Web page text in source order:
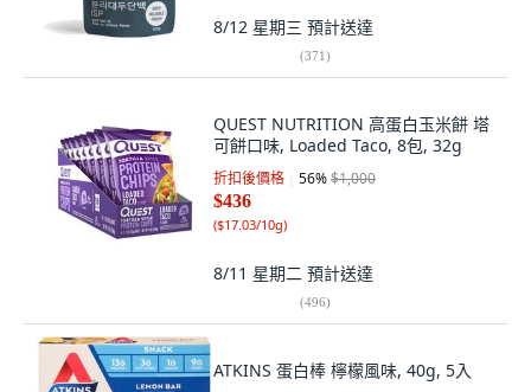
8/12 星期三 預計送達
(371)
QUEST NUTRITION 高蛋白玉米餅 塔
可餅口味, Loaded Taco, 8包, 32g
折扣後價格 56%$1,000
$436
($17.03/10g)
8/11 星期二 預計送達
(496)
ATKINS 蛋白棒 檸檬風味, 40g, 5入